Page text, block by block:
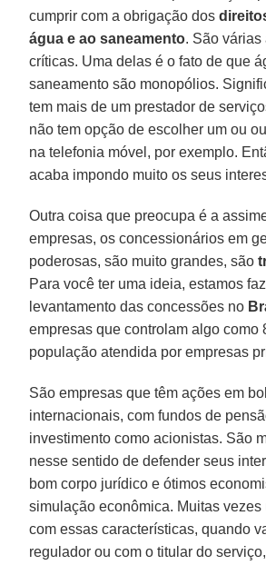
cumprir com a obrigação dos
água e ao saneamento. São várias
críticas. Uma delas é o fato de que
saneamento são monopólios.
tem mais de um prestador de
não tem opção de escolher um ou
na telefonia móvel, por exemplo.
acaba impondo muito os seus
Outra coisa que preocupa é a
empresas, os concessionários em
poderosas, são muito grandes, são
Para você ter uma ideia, estamos
levantamento das concessões no
empresas que controlam algo como
população atendida por empresas
São empresas que têm ações em
internacionais, com fundos de
investimento como acionistas. São
nesse sentido de defender seus
bom corpo jurídico e ótimos
simulação econômica. Muitas vezes
com essas características, quando
regulador ou com o titular do